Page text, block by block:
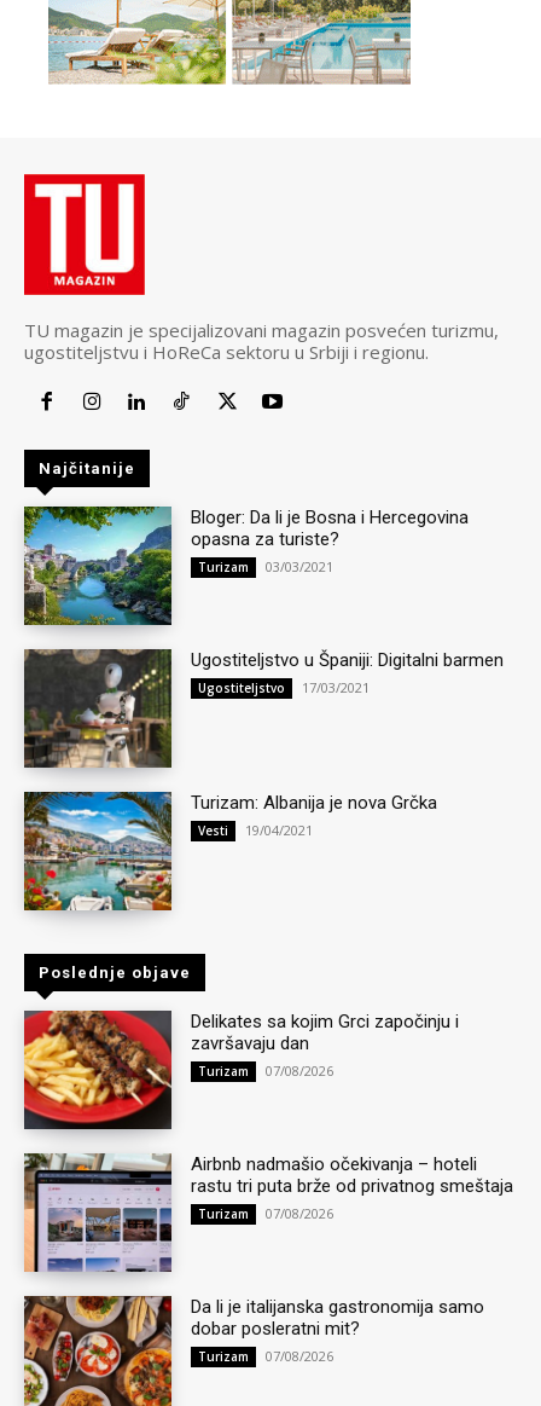
TU magazin je specijalizovani magazin posvećen turizmu,
ugostiteljstvu i HoReCa sektoru u Srbiji i regionu.
Najčitanije
Bloger: Da li je Bosna i Hercegovina
opasna za turiste?
Turizam 03/03/2021
Ugostiteljstvo u Španiji: Digitalni barmen
Ugostiteljstvo 17/03/2021
Turizam: Albanija je nova Grčka
Vesti 19/04/2021
Poslednje objave
Delikates sa kojim Grci započinju i
završavaju dan
Turizam 07/08/2026
Airbnb nadmašio očekivanja – hoteli
rastu tri puta brže od privatnog smeštaja
Turizam 07/08/2026
Da li je italijanska gastronomija samo
dobar posleratni mit?
Turizam 07/08/2026